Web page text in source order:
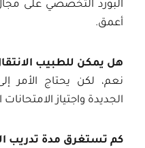
البورد التخصصي على
أعمق.
هل يمكن للطبيب
نعم، لكن يحتاج الأمر
الجديدة واجتياز
كم تستغرق مدة تدريب